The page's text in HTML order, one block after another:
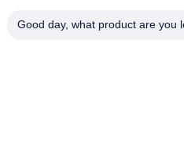
0086-13828861501
Good day, what product are you